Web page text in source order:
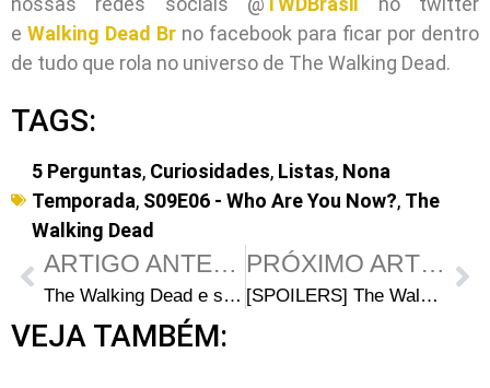
e Walking Dead Br no facebook para ficar por dentro
de tudo que rola no universo de The Walking Dead.
TAGS:
5 Perguntas, Curiosidades, Listas, Nona
Temporada, S09E06 - Who Are You Now?, The
Walking Dead
ARTIGO ANTERIOR
The Walking Dead e sua marketing machine
PRÓXIMO ARTIGO
[SPOILERS] The Walking Dead 185 – Discussão
VEJA TAMBÉM: